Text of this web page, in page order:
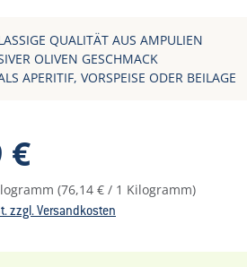
QUALITÄT AUS AMPULIEN
OLIVEN GESCHMACK
APERITIF, VORSPEISE ODER BEILAGE
€
(76,14 € / 1 Kilogramm)
zzgl. Versandkosten